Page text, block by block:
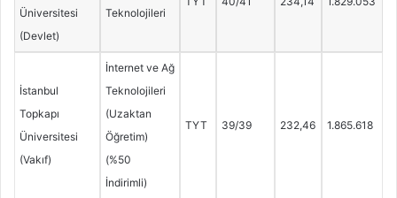
Üniversitesi
(Devlet)
Teknolojileri
İstanbul
Topkapı
Üniversitesi
(Vakıf)
İnternet ve Ağ
Teknolojileri
(Uzaktan
Öğretim)
(%50
İndirimli)
TYT 39/39 232,46 1.865.618